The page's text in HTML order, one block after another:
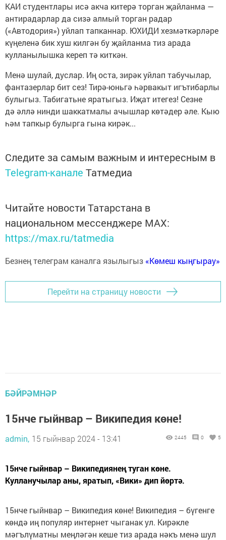
КАИ студентлары исә акча китерә торган җайланма —
антирадарлар да сизә алмый торган радар
(«Автодория») уйлап тапканнар. ЮХИДИ хезмәткәрләре
күңеленә бик хуш килгән бу җайланма тиз арада
кулланылышка кереп тә киткән.
Менә шулай, дуслар. Иң оста, зирәк уйлап табучылар,
фантазерлар бит сез! Тирә-юньгә һәрвакыт игътибарлы
булыгыз. Табигатьне яратыгыз. Иҗат итегез! Сезне
дә әллә нинди шаккатмалы ачышлар көтәдер әле. Кыю
һәм тапкыр булырга гына кирәк...
Следите за самым важным и интересным в
Telegram-канале Татмедиа
Читайте новости Татарстана в
национальном мессенджере MАХ:
https://max.ru/tatmedia
Безнең телеграм каналга язылыгыз «Көмеш кыңгырау»
Перейти на страницу новости
БӘЙРӘМНӘР
15нче гыйнвар – Википедия көне!
admin, 15 гыйнвар 2024 - 13:41 2445 0 5
15нче гыйнвар – Википедиянең туган көне.
Кулланучылар аны, яратып, «Вики» дип йөртә.
15нче гыйнвар – Википедия көне! Википедия – бүгенге
көндә иң популяр интернет чыганак ул. Кирәкле
мәгълүматны меңләгән кеше тиз арада нәкъ менә шул